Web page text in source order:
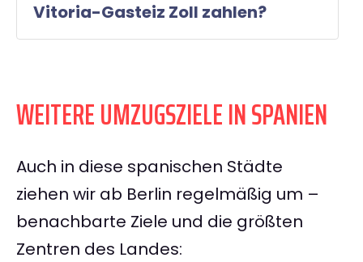
Vitoria-Gasteiz Zoll zahlen?
WEITERE UMZUGSZIELE IN SPANIEN
Auch in diese spanischen Städte
ziehen wir ab Berlin regelmäßig um –
benachbarte Ziele und die größten
Zentren des Landes: